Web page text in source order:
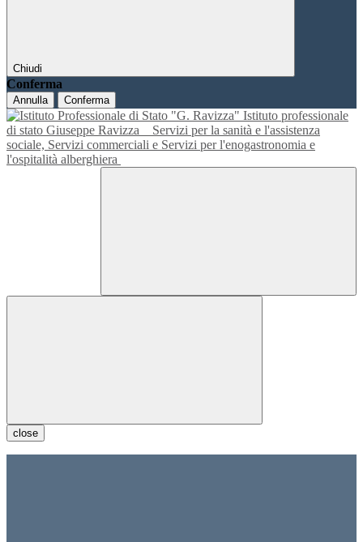
Chiudi
Conferma
Annulla Conferma
Istituto professionale
di stato Giuseppe Ravizza
Servizi per la sanità e l'assistenza
sociale, Servizi commerciali e Servizi per l'enogastronomia e
l'ospitalità alberghiera
close